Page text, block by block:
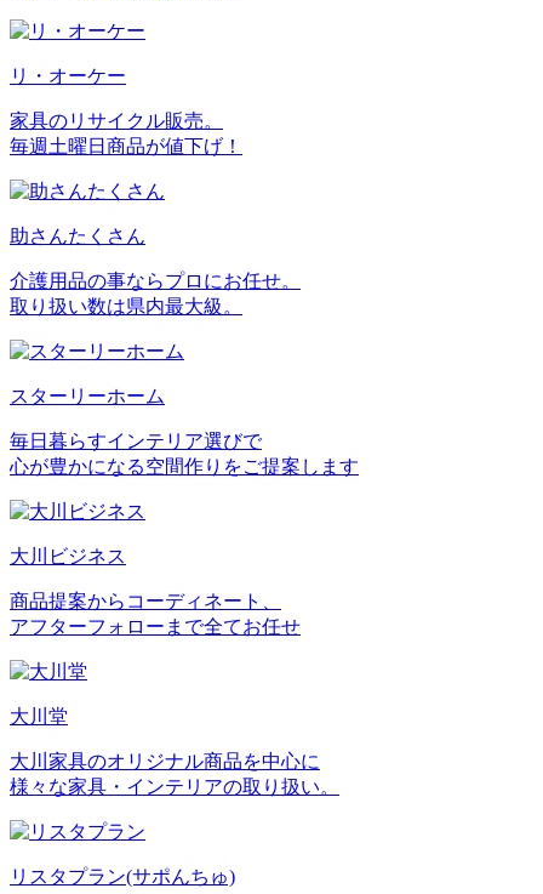
リ・オーケー
家具のリサイクル販売。
毎週土曜日商品が値下げ！
助さんたくさん
介護用品の事ならプロにお任せ。
取り扱い数は県内最大級。
スターリーホーム
毎日暮らすインテリア選びで
心が豊かになる空間作りをご提案します
大川ビジネス
商品提案からコーディネート、
アフターフォローまで全てお任せ
大川堂
大川家具のオリジナル商品を中心に
様々な家具・インテリアの取り扱い。
リスタプラン(サポんちゅ)